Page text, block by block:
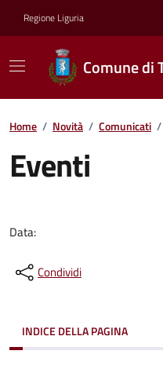
Regione Liguria
Comune di
Home / Novità / Comunicati /
Eventi
Data:
Condividi
INDICE DELLA PAGINA